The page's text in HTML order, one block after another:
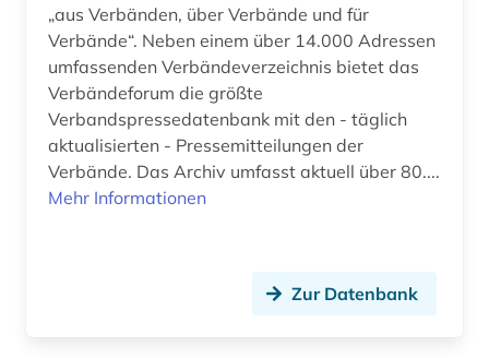
grönland (1)
hamburg (1)
handel (2)
handelsregister (1)
handwerker (1)
„aus Verbänden, über Verbände und für
Verbände“. Neben einem über 14.000 Adressen
umfassenden Verbändeverzeichnis bietet das
Verbändeforum die größte
Verbandspressedatenbank mit den - täglich
aktualisierten - Pressemitteilungen der
Verbände. Das Archiv umfasst aktuell über 80....
Mehr Informationen
Zur Datenbank